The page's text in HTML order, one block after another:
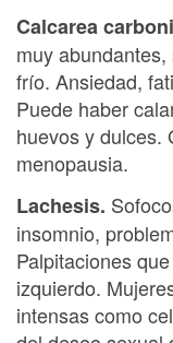
Calcarea
muy
frío. Ansiedad,
Puede haber
huevos y dulces.
menopausia.
Lachesis.
insomnio,
Palpitaciones
izquierdo.
intensas como